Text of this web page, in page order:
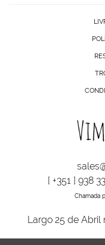
[ +351 ] 938
Chamada
Largo 25 de Abril